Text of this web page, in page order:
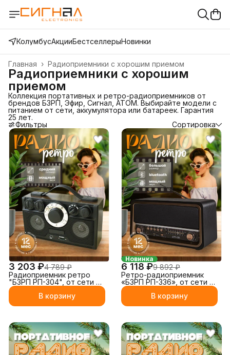
КолумбусАкцииБестселлерыНовинки
Радиоприемники с хорошим приемом
Главная ›
Радиоприемники с хорошим
приемом
Коллекция портативных и ретро-радиоприемников от
брендов БЗРП, Эфир, Сигнал, АТОМ. Выбирайте модели с
питанием от сети, аккумулятора или батареек. Гарантия
25 лет.
Фильтры
Сортировка
3 203 ₽4 789 ₽
Радиоприемник ретро
"БЗРП РП-304", от сети и
батареек
В корзину
Новинка
6 118 ₽9 892 ₽
Ретро-радиоприемник
«БЗРП РП-336», от сети и
аккумулятора
В корзину